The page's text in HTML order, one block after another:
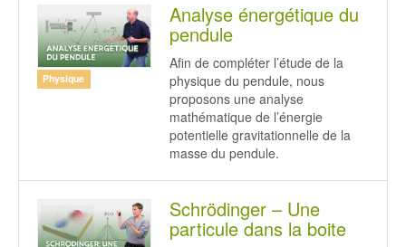
Physique
Analyse énergétique du
pendule
Afin de compléter l’étude de la
physique du pendule, nous
proposons une analyse
mathématique de l’énergie
potentielle gravitationnelle de la
masse du pendule.
Schrödinger – Une
particule dans la boite